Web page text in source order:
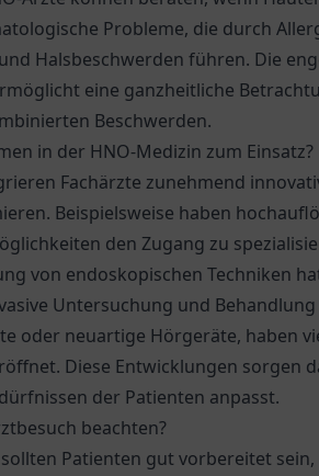
Probleme, die durch
Halsbeschwerden führen. Die
eine ganzheitliche
Beschwerden.
in der HNO-Medizin zum Einsatz?
Fachärzte zunehmend
Beispielsweise haben
den Zugang zu
von endoskopischen Techniken
Untersuchung und
oder neuartige Hörgeräte, haben
Diese Entwicklungen sorgen
der Patienten anpasst.
beachten?
Patienten gut vorbereitet